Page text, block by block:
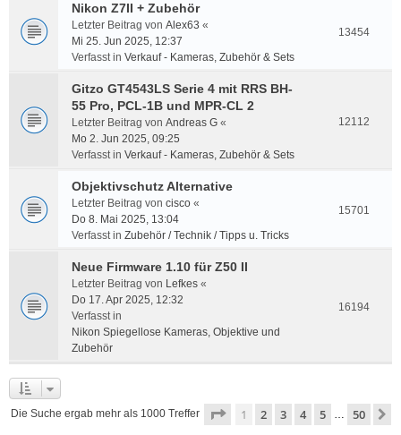
Nikon Z7II + Zubehör
Letzter Beitrag von Alex63 «
Mi 25. Jun 2025, 12:37
Verfasst in Verkauf - Kameras, Zubehör & Sets
13454
Gitzo GT4543LS Serie 4 mit RRS BH-
55 Pro, PCL-1B und MPR-CL 2
Letzter Beitrag von Andreas G «
Mo 2. Jun 2025, 09:25
Verfasst in Verkauf - Kameras, Zubehör & Sets
12112
Objektivschutz Alternative
Letzter Beitrag von cisco «
Do 8. Mai 2025, 13:04
Verfasst in Zubehör / Technik / Tipps u. Tricks
15701
Neue Firmware 1.10 für Z50 II
Letzter Beitrag von Lefkes «
Do 17. Apr 2025, 12:32
Verfasst in
Nikon Spiegellose Kameras, Objektive und
Zubehör
16194
Die Suche ergab mehr als 1000 Treffer Seite 1von 50
1 2 3 4 5 … 50